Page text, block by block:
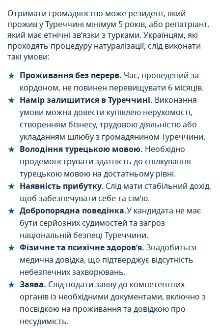
Отримати громадянство може резидент, який
прожив у Туреччині мінімум 5 років, або репатріант,
який має етнічні зв’язки з турками. Українцям, які
проходять процедуру натуралізації, слід виконати
такі умови:
Проживання без перерв. Час, проведений за
кордоном, не повинен перевищувати 6 місяців.
Намір залишитися в Туреччині. Виконання
умови можна довести купівлею нерухомості,
створенням бізнесу, трудовою діяльністю або
укладанням шлюбу з громадянином Туреччини.
Володіння турецькою мовою. Необхідно
продемонструвати здатність до спілкування
турецькою мовою на достатньому рівні.
Наявність прибутку. Слід мати стабільний дохід,
щоб забезпечувати себе та сім’ю.
Добропорядна поведінка.У кандидата не має
бути серйозних судимостей та загроз
національній безпеці Туреччини.
Фізичне та психічне здоров’я. Знадобиться
медична довідка, що підтверджує відсутність
небезпечних захворювань.
Заява. Слід подати заяву до компетентних
органів із необхідними документами, включно з
посвідкою на проживання та довідкою про
несудимість.